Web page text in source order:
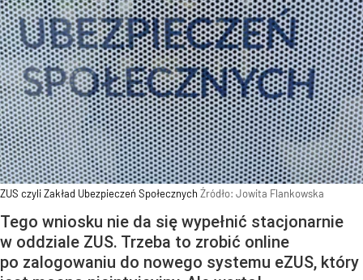
ZUS czyli Zakład Ubezpieczeń Społecznych Źródło: Jowita Flankowska
Tego wniosku nie da się wypełnić stacjonarnie
w oddziale ZUS. Trzeba to zrobić online
po zalogowaniu do nowego systemu eZUS, który